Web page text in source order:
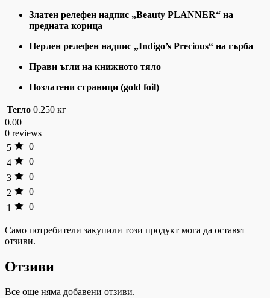
Златен релефен надпис „Beauty PLANNER“ на
предната корица
Перлен релефен надпис „Indigo’s Precious“ на гърба
Прави ъгли на книжното тяло
Позлатени страници (gold foil)
Тегло 0.250 кг
0.00
0 reviews
5
0
4
0
3
0
2
0
1
0
Само потребители закупили този продукт мога да оставят
отзиви.
Отзиви
Все още няма добавени отзиви.